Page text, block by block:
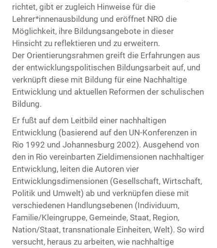
richtet, gibt er zugleich Hinweise für die
Lehrer*innenausbildung und eröffnet NRO die
Möglichkeit, ihre Bildungsangebote in dieser
Hinsicht zu reflektieren und zu erweitern.
Der Orientierungsrahmen greift die Erfahrungen aus
der entwicklungspolitischen Bildungsarbeit auf, und
verknüpft diese mit Bildung für eine Nachhaltige
Entwicklung und aktuellen Reformen der schulischen
Bildung.
Er fußt auf dem Leitbild einer nachhaltigen
Entwicklung (basierend auf den UN-Konferenzen in
Rio 1992 und Johannesburg 2002). Ausgehend von
den in Rio vereinbarten Zieldimensionen nachhaltiger
Entwicklung, leiten die Autoren vier
Entwicklungsdimensionen (Gesellschaft, Wirtschaft,
Politik und Umwelt) ab und verknüpfen diese mit
verschiedenen Handlungsebenen (Individuum,
Familie/Kleingruppe, Gemeinde, Staat, Region,
Nation/Staat, transnationale Einheiten, Welt). So wird
versucht, heraus zu arbeiten, wie nachhaltige